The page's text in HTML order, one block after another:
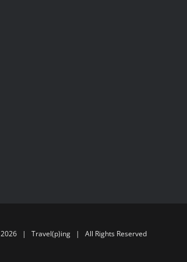
2026 | Travel(p)ing | All Rights Reserved